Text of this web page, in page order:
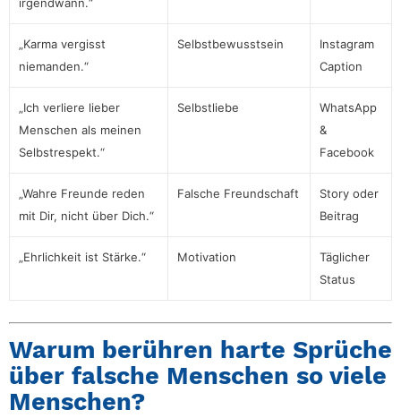
„Karma vergisst
niemanden.“
Selbstbewusstsein
Instagram
Caption
„Ich verliere lieber
Menschen als meinen
Selbstrespekt.“
Selbstliebe
WhatsApp
&
Facebook
„Wahre Freunde reden
mit Dir, nicht über Dich.“
Falsche Freundschaft
Story oder
Beitrag
„Ehrlichkeit ist Stärke.“ Motivation
Täglicher
Status
Warum berühren harte Sprüche
über falsche Menschen so viele
Menschen?